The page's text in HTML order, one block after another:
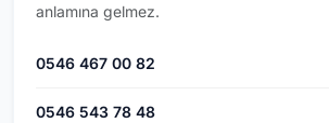
anlamına gelmez.
0546 467 00 82
0546 543 78 48